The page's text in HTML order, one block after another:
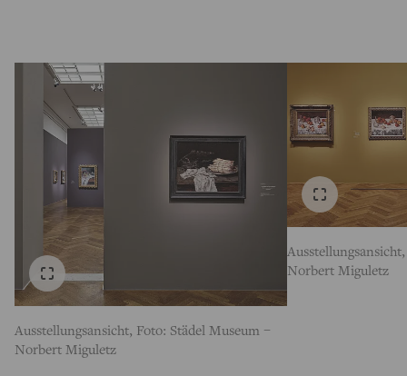
Ausstellungsansicht, Foto: Städel Museum –
Norbert Miguletz
Norbert Miguletz